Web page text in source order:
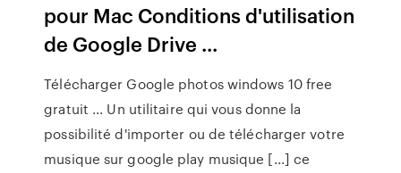
pour Mac Conditions d'utilisation
de Google Drive ...
Télécharger Google photos windows 10 free
gratuit ... Un utilitaire qui vous donne la
possibilité d'importer ou de télécharger votre
musique sur google play musique [...] ce